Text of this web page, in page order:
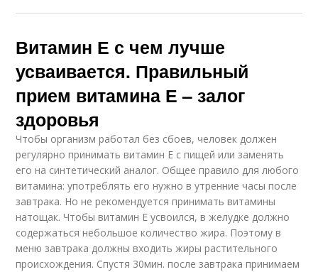
Витамин Е с чем лучше
усваивается. Правильный
прием витамина Е – залог
здоровья
Чтобы организм работал без сбоев, человек должен
регулярно принимать витамин Е с пищей или заменять
его на синтетический аналог. Общее правило для любого
витамина: употреблять его нужно в утренние часы после
завтрака. Но не рекомендуется принимать витамины
натощак. Чтобы витамин Е усвоился, в желудке должно
содержаться небольшое количество жира. Поэтому в
меню завтрака должны входить жиры растительного
происхождения. Спустя 30мин. после завтрака принимаем